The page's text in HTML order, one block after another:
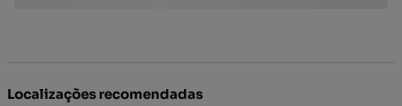
Localizações recomendadas